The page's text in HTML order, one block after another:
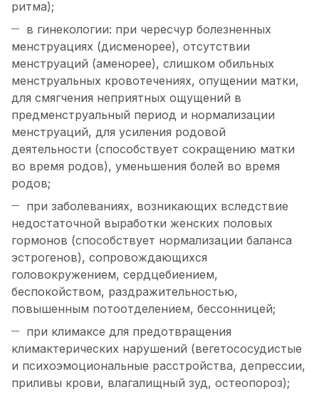
ритма);
в гинекологии: при чересчур болезненных
менструациях (дисменорее), отсутствии
менструаций (аменорее), слишком обильных
менструальных кровотечениях, опущении матки,
для смягчения неприятных ощущений в
предменструальный период и нормализации
менструаций, для усиления родовой
деятельности (способствует сокращению матки
во время родов), уменьшения болей во время
родов;
при заболеваниях, возникающих вследствие
недостаточной выработки женских половых
гормонов (способствует нормализации баланса
эстрогенов), сопровождающихся
головокружением, сердцебиением,
беспокойством, раздражительностью,
повышенным потоотделением, бессонницей;
при климаксе для предотвращения
климактерических нарушений (вегетососудистые
и психоэмоциональные расстройства, депрессии,
приливы крови, влагалищный зуд, остеопороз);